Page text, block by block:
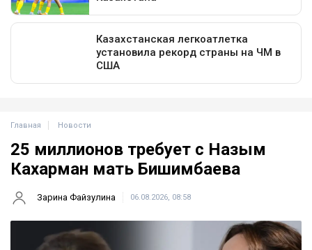
Главная Новости
25 миллионов требует с Назым
Кахарман мать Бишимбаева
Зарина Файзулина 06.08.2026, 08:58